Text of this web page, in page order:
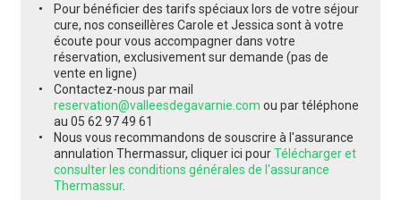
Pour bénéficier des tarifs spéciaux lors de votre séjour
cure, nos conseillères Carole et Jessica sont à votre
écoute pour vous accompagner dans votre
réservation, exclusivement sur demande (pas de
vente en ligne)
Contactez-nous par mail
reservation@valleesdegavarnie.com ou par téléphone
au 05 62 97 49 61
Nous vous recommandons de souscrire à l'assurance
annulation Thermassur, cliquer ici pourTélécharger et
consulter les conditions générales de l'assurance
Thermassur.